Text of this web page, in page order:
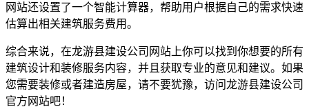
网站还设置了一个智能计算器，帮助用户根据自己的需求快速
估算出相关建筑服务费用。
综合来说，在龙游县建设公司网站上你可以找到你想要的所有
建筑设计和装修服务内容，并且获取专业的意见和建议。如果
您需要装修或者建造房屋，请不要犹豫，访问龙游县建设公司
官方网站吧！